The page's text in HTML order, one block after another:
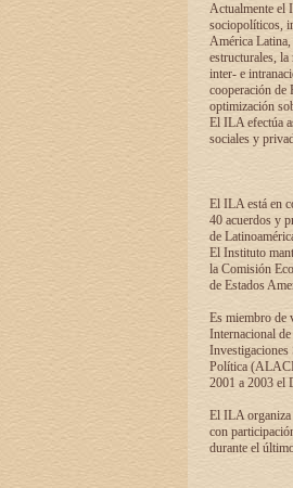
Actualmente el
sociopolíticos,
América Latina,
estructurales,
inter- e
cooperación de
optimización
El ILA efectúa
sociales y
El ILA está en
40 acuerdos y
de
El Instituto
la Comisión
de Estados
Es miembro de
Internacional
Investigaciones
Política
2001 a 2003 el
El ILA organiza
con
durante el